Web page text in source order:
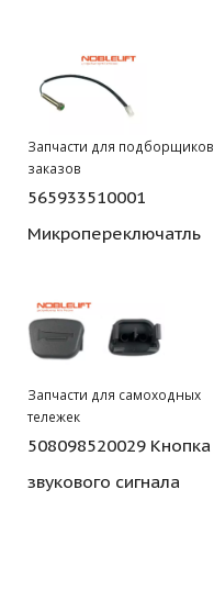
Запчасти для подборщиков
заказов
565933510001
Микропереключатль
Запчасти для самоходных
тележек
508098520029 Кнопка
звукового сигнала